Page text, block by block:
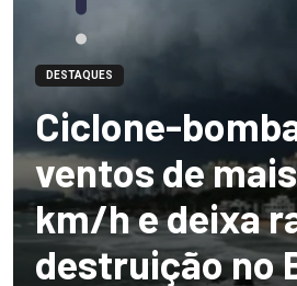
DESTAQUES
Ciclone-
ventos de
km/h e deixa
destruição no